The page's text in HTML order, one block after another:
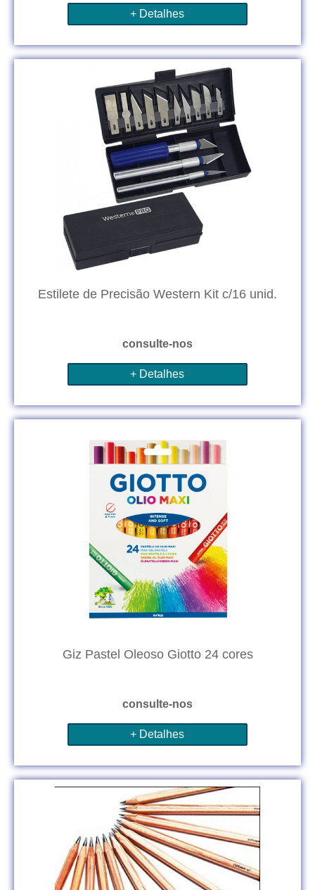
+ Detalhes
Estilete de Precisão Western Kit c/16 unid.
consulte-nos
+ Detalhes
Giz Pastel Oleoso Giotto 24 cores
consulte-nos
+ Detalhes